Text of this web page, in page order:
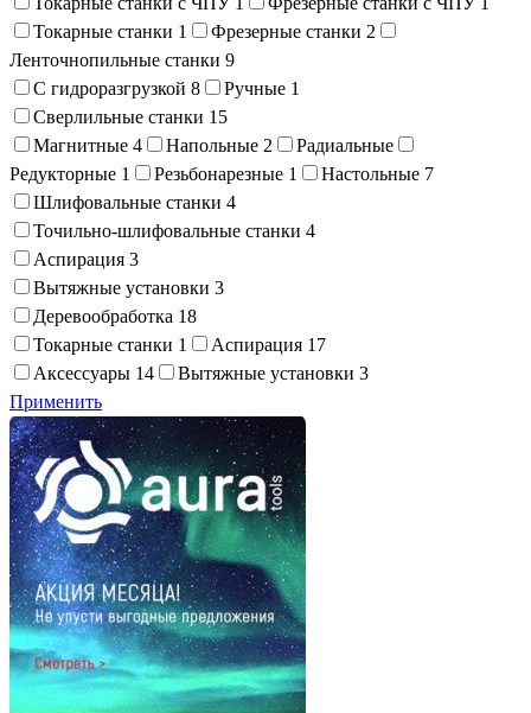
Токарные станки 1 Фрезерные станки 2
Ленточнопильные станки 9
С гидроразгрузкой 8 Ручные 1
Сверлильные станки 15
Магнитные 4 Напольные 2
Радиальные
Редукторные 1 Резьбонарезные 1 Настольные 7
Шлифовальные станки 4
Точильно-шлифовальные станки 4
Аспирация 3
Вытяжные установки 3
Деревообработка 18
Токарные станки 1 Аспирация 17
Аксессуары 14 Вытяжные установки 3
Применить